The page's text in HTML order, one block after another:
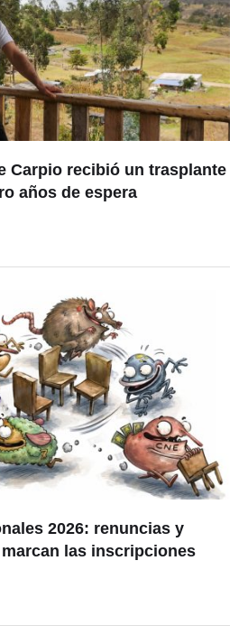
Carpio recibió un trasplante
años de espera
2026: renuncias y
las inscripciones